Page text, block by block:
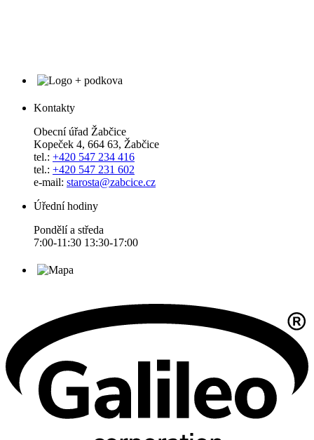
Kontakty
Obecní úřad Žabčice
Kopeček 4, 664 63, Žabčice
tel.: +420 547 234 416
tel.: +420 547 231 602
e-mail: starosta@zabcice.cz
Úřední hodiny
Pondělí a středa
7:00-11:30 13:30-17:00